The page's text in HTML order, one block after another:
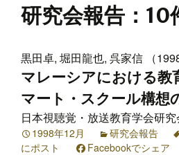
研究会報告 ：10
黒田卓, 堀田龍也, 呉家信 （
マレーシアにおける教
マート・スクール構想
日本視聴覚・放送教育学会研
1998年12月 研究会報告
にポスト
Facebookでシェア